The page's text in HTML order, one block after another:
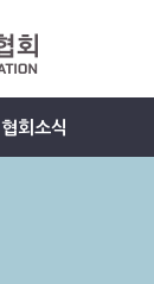
협회소식